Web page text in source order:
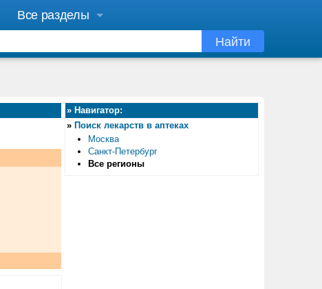
Все разделы
Найти
» Навигатор:
» Поиск лекарств в аптеках
Москва
Санкт-Петербург
Все регионы